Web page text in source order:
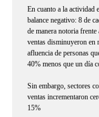
En cuanto a la
balance negativo: 8 de
de manera notoria
ventas disminuyeron en
afluencia de personas
40% menos que un día
Sin embargo, sectores
ventas incrementaron
15%